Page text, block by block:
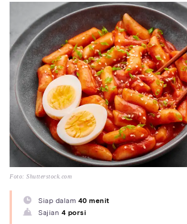
Foto: Shutterstock.com
Siap dalam 40 menit
Sajian 4 porsi